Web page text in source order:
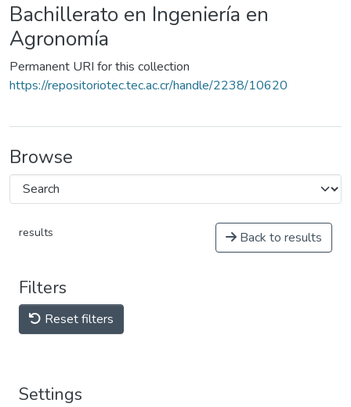
Bachillerato en Ingeniería en
Agronomía
Permanent URI for this collection
https://repositoriotec.tec.ac.cr/handle/2238/10620
Browse
results Back to results
Filters
Reset filters
Settings